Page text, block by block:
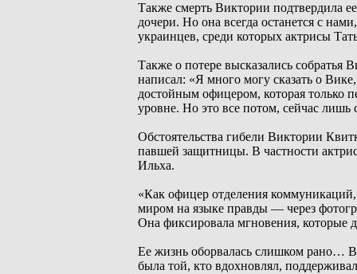
Также смерть Виктории подтвердила
дочери. Но она всегда останется с
украинцев, среди которых актрисы
Также о потере высказались
написал: «Я много могу сказать о
достойным офицером, которая только
уровне. Но это все потом, сейчас лишь
Обстоятельства гибели Виктории
павшей защитницы. В частности
Ильха.
«Как офицер отделения
миром на языке правды — через
Она фиксировала мгновения, которые
Ее жизнь оборвалась слишком рано…
была той, кто вдохновлял,